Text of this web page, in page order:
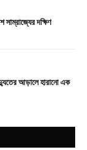
সাম্রাজ্যের দক্ষিণ
আড়ালে হারানো এক